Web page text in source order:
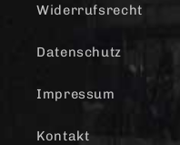
Widerrufsrecht
Datenschutz
Impressum
Kontakt